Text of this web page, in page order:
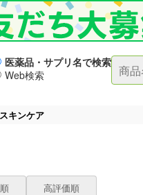
医薬品・サプリ名で検索
Web検索
スキンケア
高評価順